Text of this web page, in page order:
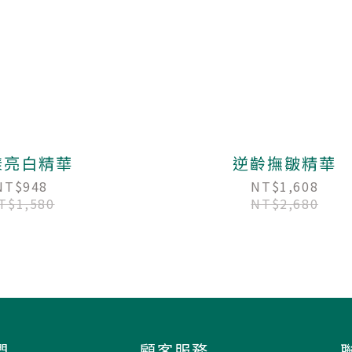
白精華 逆齡撫皺精華
NT$1,608
NT$2,680